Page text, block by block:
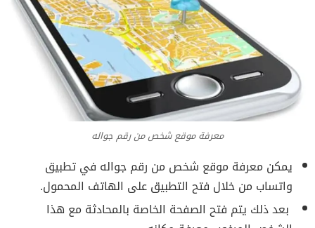
معرفة موقع شخص من رقم جواله
يمكن معرفة موقع شخص من رقم جواله في تطبيق
واتساب من خلال فتح التطبيق على الهاتف المحمول.
بعد ذلك يتم فتح الصفحة الخاصة بالمحادثة مع هذا